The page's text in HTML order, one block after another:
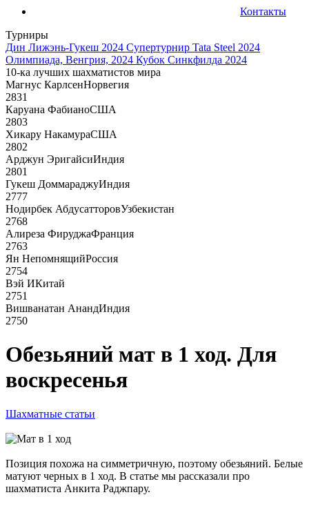
Контакты
Турниры
Дин Лижэнь-Гукеш 2024 Супертурнир Tata Steel 2024
Олимпиада, Венгрия, 2024 Кубок Синкфилда 2024
10-ка лучших шахматистов мира
Магнус КарлсенНорвегия
2831
Каруана ФабианоСША
2803
Хикару НакамураСША
2802
Арджун ЭригайсиИндия
2801
Гукеш ДоммараджуИндия
2777
Нодирбек АбдусатторовУзбекистан
2768
Алиреза ФируджаФранция
2763
Ян НепомнящийРоссия
2754
Вэй ИКитай
2751
Вишванатан АнандИндия
2750
Обезьяний мат в 1 ход. Для
воскресенья
Шахматные статьи
Позиция похожа на симметричную, поэтому обезьяний. Белые
матуют черных в 1 ход. В статье мы рассказали про
шахматиста Анкита Раджпару.